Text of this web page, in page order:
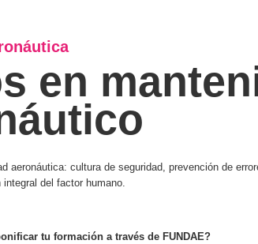
en
aeronáutica: cultura de seguridad, prevención de
del factor humano.
tu formación a través de FUNDAE?